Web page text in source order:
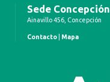
Sede Concepción
Ainavillo 456, Concepción
Contacto Mapa